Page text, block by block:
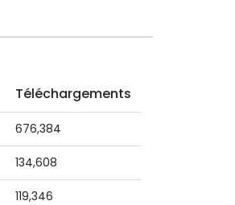
Téléchargements
676,384
134,608
119,346